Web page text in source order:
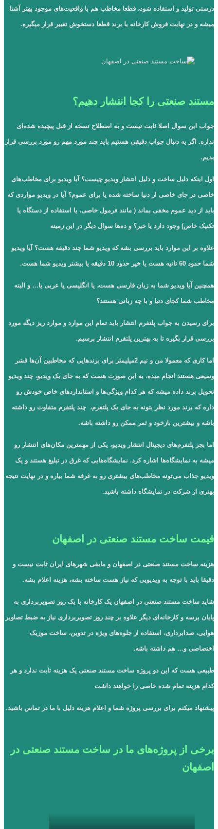
درستی تولید و استفاده شود، قطعا مخاطب هم با واقعیت‌های موجود بهتر آشنا
میشه و در نهایت فروش کارخانه یا برند قطعا دستخوش تغییر قرار میگیره.
مستند صنعتی را کجا انتشار دهیم؟
جواب این سوال اصلا ثابت نیست و به اصطلاح نسخه از قبل پیچیده شده‌ای
نداره. اگر به دنبال جواب دقیقی هستیم باید چند مورد مهم رو مورد بررسی قرار
بدیم.
اول اینکه دلیل ساخت و دلیل انتشار ویدیو چیست؟ آیا ویدیو برای مخاطب‌های
خاصی در جای خاصی از دنیا ساخته شده یا برای عموم؟ آیا در ویدیو مواردی که
باید از دید عموم مخفی بماند ( مانند فرمول خاصی، یا استفاده از دستگاه یا
تکنیک خاص) وجود دارد یا خیر؟ و ده‌ها سوال دیگر در این زمینه
علاوه بر این موارد باید بررسی بشه که ویدیو شما چند دقیقه هست؟ آیا ویدیو
شما حدود 60 ثانیه هست یا خیر حدود 10 دقیقه یا بیشتر ویدیو شما هست.
همچنین آیا ویدیو شما به زبان فارسی هست، یا انگلیسی یا عربی یا… و البته
مخاطب شما کجای دنیا و با چه زبانی هستند؟
برای رسیدن به جواب پلتفرم انتشار باید تمام این موارد و موارد ریز دیگه مورد
بررسی قرار بگیره تا به بهترین پلتفرم انتشار برسیم.
اما کاری که معمولا من و تیم 2میلیمتر برای برندهایی که مخاطبین آن‌ها قشر
وسیعی هستند انجام میده، به این صورت هست که به جای یک ویدیو، چند ویدیو
تحویل برند داده میشه که هر کدام ویژگی‌ها و استانداردهای خاص خودش رو
داره که برند مورد نظر بتونه به جای یک پلتفرم، چند پلتفرم متفاوت رو داشته
باشه و بیشترین بازخود و ثمر ممکن رو داشته باشه.
اما بجز پلتفرم‌های دیجیتال انتشار ویدیو، یکی از مهمترین مکان‌های انتشار رو
میشه به نمایشگاه‌ها اشاره کرد. نمایشگاه‌هایی که غرق در تبلیغ هستند و یک
ویدیو جذاب می‌تونه مخاطب‌های بیشتری رو به غرفه شما بیاره و در نهایت نتیجه
بهتری از شرکت در نمایشگاه داشته باشید.
قیمت ساخت مستند صنعتی در اصفهان
هزینه ساخت مستند صنعتی در اصفهان و مابقی شهرهای ایران ثابت نیست و
دقیقا باید با توجه به ویدیویی که نیاز هست ساخته بشه، هزینه اعلام بشه.
شاید ساخت مستند صنعتی در اصفهان یک کارخانه با یک روز تصویربرداری به
پایان برسه و کارخانه‌ای دیگر علاوه بر چند روز تصویربرداری نیاز به ضبط تصاویر
هوایی، صدابرداری، استفاده از جلوه‌های ویژه در تدوین، ساخت موزیک
اختصاصی و… هم داشته باشه.
طبیعی هست که این دو پروژه ساخت مستند صنعتی یک هزینه ثابت ندارد و هر
کدام هزینه تمام شده خاصی را خواهند داشت
پیشنهاد میکنم برای بررسی پروژه شما و اعلام هزینه دلیل با ما در تماس باشید.
برخی از پروژه‌های ما در ساخت مستند صنعتی در
اصفهان